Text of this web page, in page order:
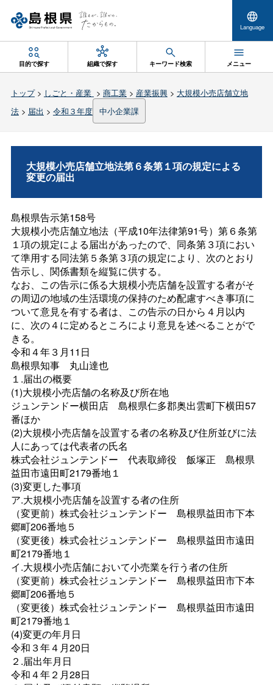
Language
目的で探す 組織で探す キーワード検索 メニュー
トップ> しごと・産業 > 商工業> 産業振興> 大規模小売店舗立地
法> 届出 > 令和３年度 中小企業課
大規模小売店舗立地法第６条第１項の規定による
変更の届出
島根県告示第158号
大規模小売店舗立地法（平成10年法律第91号）第６条第
１項の規定による届出があったので、同条第３項におい
て準用する同法第５条第３項の規定により、次のとおり
告示し、関係書類を縦覧に供する。
なお、この告示に係る大規模小売店舗を設置する者がそ
の周辺の地域の生活環境の保持のため配慮すべき事項に
ついて意見を有する者は、この告示の日から４月以内
に、次の４に定めるところにより意見を述べることがで
きる。
令和４年３月11日
島根県知事 丸山達也
１.届出の概要
(1)大規模小売店舗の名称及び所在地
ジュンテンドー横田店 島根県仁多郡奥出雲町下横田57
番ほか
(2)大規模小売店舗を設置する者の名称及び住所並びに法
人にあっては代表者の氏名
株式会社ジュンテンドー 代表取締役 飯塚正 島根県
益田市遠田町2179番地１
(3)変更した事項
ア.大規模小売店舗を設置する者の住所
（変更前）株式会社ジュンテンドー 島根県益田市下本
郷町206番地５
（変更後）株式会社ジュンテンドー 島根県益田市遠田
町2179番地１
イ.大規模小売店舗において小売業を行う者の住所
（変更前）株式会社ジュンテンドー 島根県益田市下本
郷町206番地５
（変更後）株式会社ジュンテンドー 島根県益田市遠田
町2179番地１
(4)変更の年月日
令和３年４月20日
２.届出年月日
令和４年２月28日